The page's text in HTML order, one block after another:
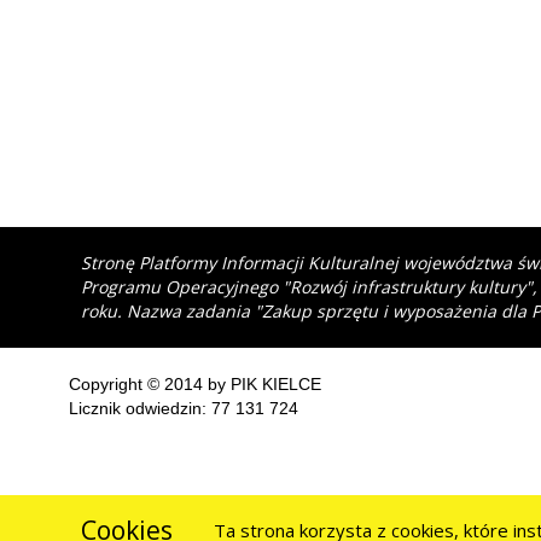
Stronę Platformy Informacji Kulturalnej województwa
Programu Operacyjnego "Rozwój infrastruktury
roku. Nazwa zadania "Zakup sprzętu i wyposażenia
Copyright © 2014 by PIK KIELCE
Licznik odwiedzin: 77 131 724
Cookies Ta strona korzysta z cookies, które